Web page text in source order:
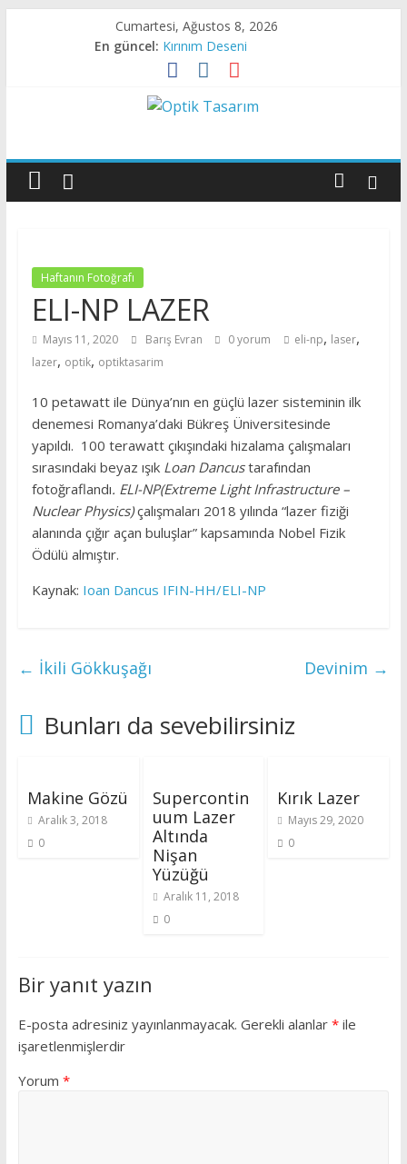
Cumartesi, Ağustos 8, 2026
En güncel: Kırınım Deseni
X- Işını Darbesi
Canlı Dokudan Geçen Işık
Tasarım
Dair
Her
Şey
Haftanın Fotoğrafı
ELI-NP LAZER
Mayıs 11, 2020 Barış Evran 0 yorum eli-np, laser,
lazer, optik, optiktasarim
10 petawatt ile Dünya’nın en güçlü lazer sisteminin ilk
denemesi Romanya’daki Bükreş Üniversitesinde
yapıldı. 100 terawatt çıkışındaki hizalama çalışmaları
sırasındaki beyaz ışık Loan Dancustarafından
fotoğraflandı. ELI-NP(Extreme Light Infrastructure –
Nuclear Physics) çalışmaları 2018 yılında “lazer fiziği
alanında çığır açan buluşlar” kapsamında Nobel Fizik
Ödülü almıştır.
Kaynak: Ioan Dancus IFIN-HH/ELI-NP
← İkili Gökkuşağı Devinim →
Bunları da sevebilirsiniz
Makine Gözü
Aralık 3, 2018
0
Supercontin
uum Lazer
Altında
Nişan
Yüzüğü
Aralık 11, 2018
0
Kırık Lazer
Mayıs 29, 2020
0
Bir yanıt yazın
E-posta adresiniz yayınlanmayacak. Gerekli alanlar *ile
işaretlenmişlerdir
Yorum *